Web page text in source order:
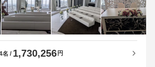
山、スカイツリーが一望出来る贅沢な空間で
感したい想いです。前日当日、どちらかの宿
きました。とても非日常で余韻に浸りながら
とが出来ました。事前の2人での準備を細やか
事なポイントです。担当者とのやり取りも密
名 1,730,256 円